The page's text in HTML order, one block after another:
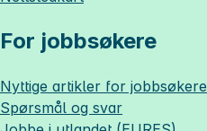
For jobbsøkere
Nyttige artikler for jobbsøkere
Spørsmål og svar